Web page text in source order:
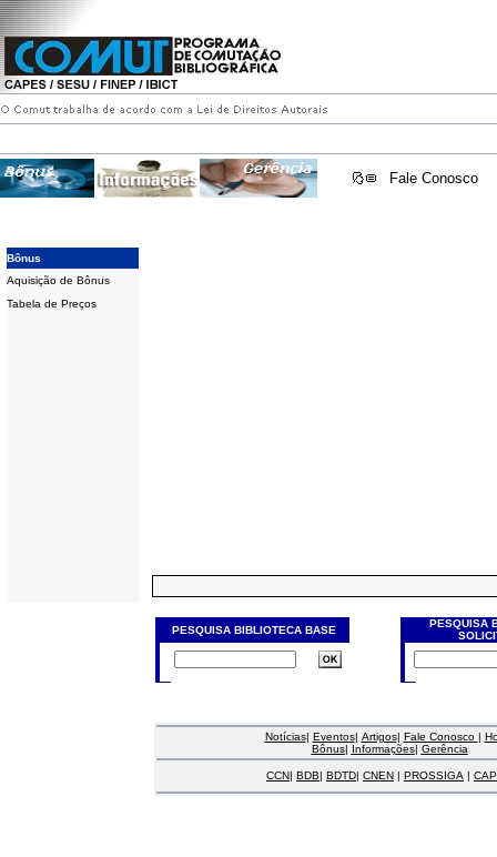
Fale Conosco
Bônus
Aquisição de Bônus
Tabela de Preços
PESQUISA BIBLIOTECA BASE
PESQUISA
Notícias| Eventos| Artigos| Fale Conosco |
Bônus| Informações| Gerência
CCN| BDB| BDTD| CNEN | PROSSIGA |